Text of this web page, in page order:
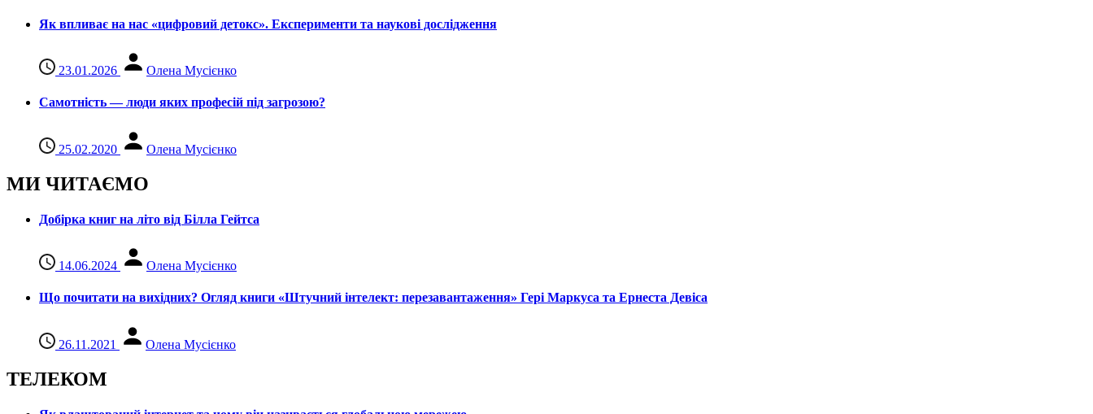
Як впливає на нас «цифровий детокс». Експерименти та наукові дослідження
23.01.2026 Олена Мусієнко
Самотність — люди яких професій під загрозою?
25.02.2020 Олена Мусієнко
МИ ЧИТАЄМО
Добірка книг на літо від Білла Гейтса
14.06.2024 Олена Мусієнко
Що почитати на вихідних? Огляд книги «Штучний інтелект: перезавантаження» Гері Маркуса та Ернеста Девіса
26.11.2021 Олена Мусієнко
ТЕЛЕКОМ